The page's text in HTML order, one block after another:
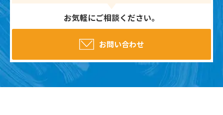
お気軽にご相談ください。
お問い合わせ